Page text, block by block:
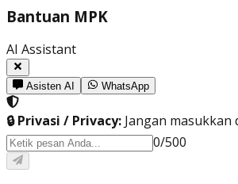
Bantuan MPK
AI Assistant
Asisten AI WhatsApp
🔒 Privasi / Privacy: Jangan
0/500